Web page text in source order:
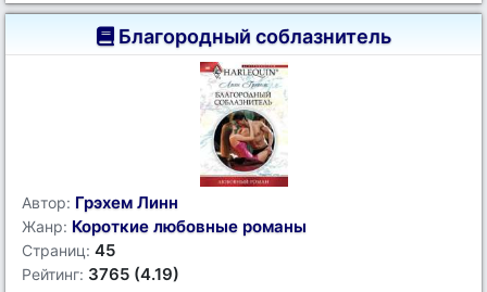
Благородный соблазнитель
Автор: Грэхем Линн
Жанр: Короткие любовные романы
Страниц: 45
Рейтинг: 3765 (4.19)